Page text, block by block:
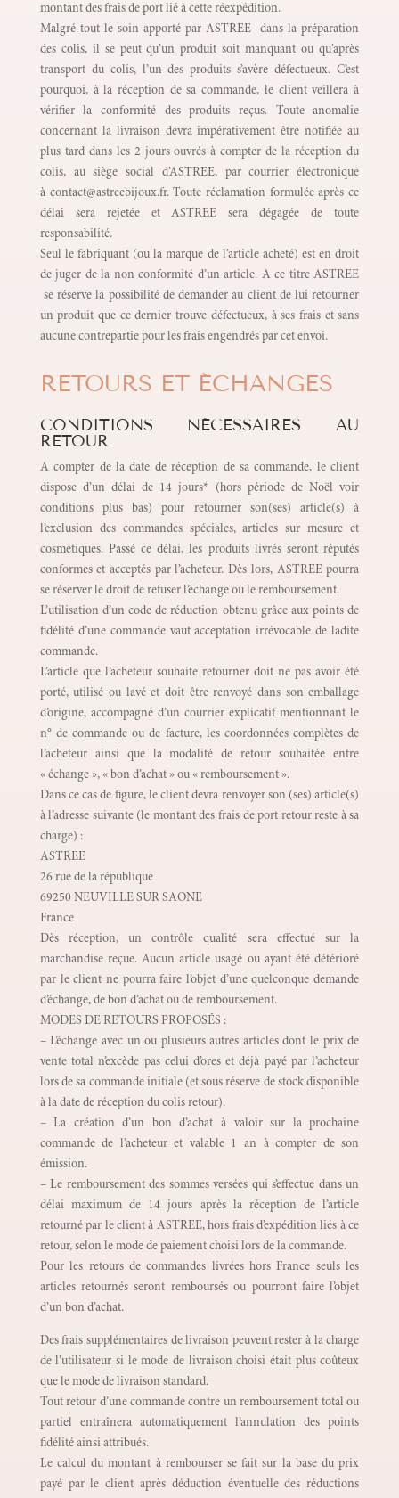
montant des frais de port lié à cette réexpédition.
Malgré tout le soin apporté par ASTREE dans la préparation
des colis, il se peut qu’un produit soit manquant ou qu’après
transport du colis, l’un des produits s’avère défectueux. C’est
pourquoi, à la réception de sa commande, le client veillera à
vérifier la conformité des produits reçus. Toute anomalie
concernant la livraison devra impérativement être notifiée au
plus tard dans les 2 jours ouvrés à compter de la réception du
colis, au siège social d’ASTREE, par courrier électronique
à contact@astreebijoux.fr. Toute réclamation formulée après ce
délai sera rejetée et ASTREE sera dégagée de toute
responsabilité.
Seul le fabriquant (ou la marque de l’article acheté) est en droit
de juger de la non conformité d’un article. A ce titre ASTREE
se réserve la possibilité de demander au client de lui retourner
un produit que ce dernier trouve défectueux, à ses frais et sans
aucune contrepartie pour les frais engendrés par cet envoi.
RETOURS ET ÉCHANGES
CONDITIONS NÉCESSAIRES AU
RETOUR
A compter de la date de réception de sa commande, le client
dispose d’un délai de 14 jours* (hors période de Noël voir
conditions plus bas) pour retourner son(ses) article(s) à
l’exclusion des commandes spéciales, articles sur mesure et
cosmétiques. Passé ce délai, les produits livrés seront réputés
conformes et acceptés par l’acheteur. Dès lors, ASTREE pourra
se réserver le droit de refuser l’échange ou le remboursement.
L’utilisation d’un code de réduction obtenu grâce aux points de
fidélité d’une commande vaut acceptation irrévocable de ladite
commande.
L’article que l’acheteur souhaite retourner doit ne pas avoir été
porté, utilisé ou lavé et doit être renvoyé dans son emballage
d’origine, accompagné d’un courrier explicatif mentionnant le
n° de commande ou de facture, les coordonnées complètes de
l’acheteur ainsi que la modalité de retour souhaitée entre
« échange », « bon d’achat » ou « remboursement ».
Dans ce cas de figure, le client devra renvoyer son (ses) article(s)
à l’adresse suivante (le montant des frais de port retour reste à sa
charge) :
ASTREE
26 rue de la république
69250 NEUVILLE SUR SAONE
France
Dès réception, un contrôle qualité sera effectué sur la
marchandise reçue. Aucun article usagé ou ayant été détérioré
par le client ne pourra faire l’objet d’une quelconque demande
d’échange, de bon d’achat ou de remboursement.
MODES DE RETOURS PROPOSÉS :
– L’échange avec un ou plusieurs autres articles dont le prix de
vente total n’excède pas celui d’ores et déjà payé par l’acheteur
lors de sa commande initiale (et sous réserve de stock disponible
à la date de réception du colis retour).
– La création d’un bon d’achat à valoir sur la prochaine
commande de l’acheteur et valable 1 an à compter de son
émission.
– Le remboursement des sommes versées qui s’effectue dans un
délai maximum de 14 jours après la réception de l’article
retourné par le client à ASTREE, hors frais d’expédition liés à ce
retour, selon le mode de paiement choisi lors de la commande.
Pour les retours de commandes livrées hors France seuls les
articles retournés seront remboursés ou pourront faire l’objet
d’un bon d’achat.
Des frais supplémentaires de livraison peuvent rester à la charge
de l’utilisateur si le mode de livraison choisi était plus coûteux
que le mode de livraison standard.
Tout retour d’une commande contre un remboursement total ou
partiel entraînera automatiquement l’annulation des points
fidélité ainsi attribués.
Le calcul du montant à rembourser se fait sur la base du prix
payé par le client après déduction éventuelle des réductions